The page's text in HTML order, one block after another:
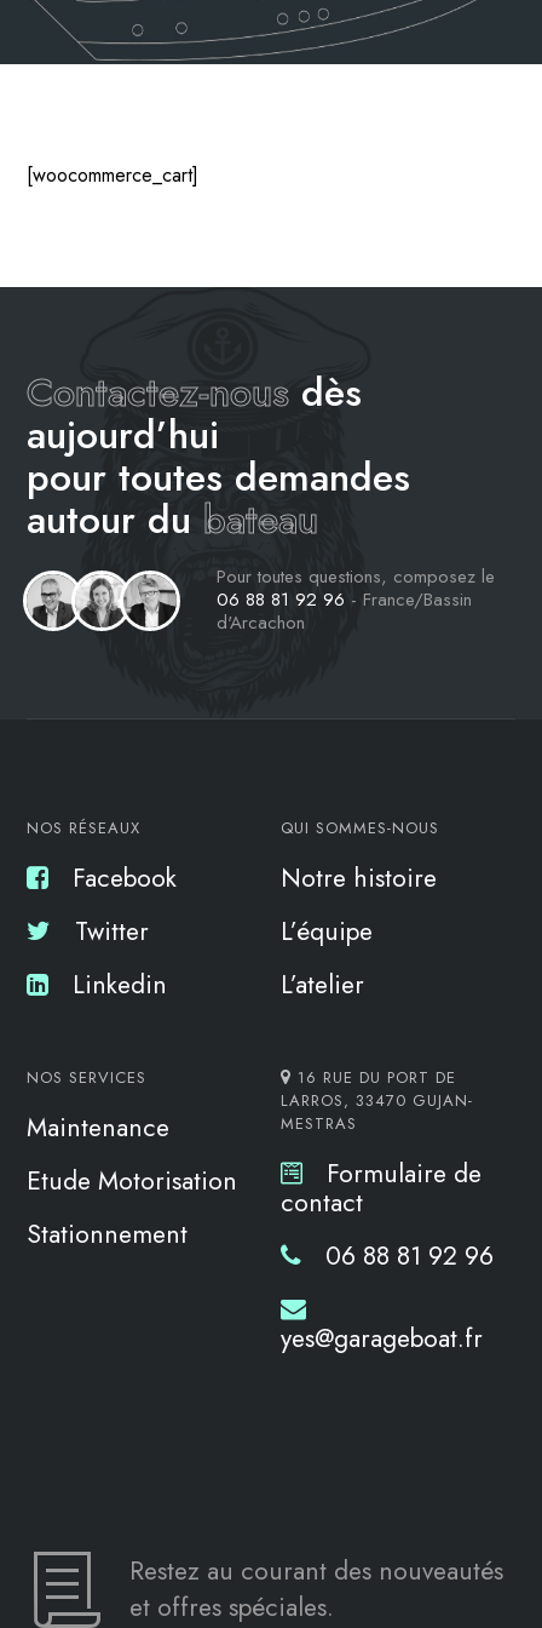
[woocommerce_cart]
Contactez-nous dès
aujourd’hui
pour toutes demandes
autour du bateau
Pour toutes questions, composez le
06 88 81 92 96 - France/Bassin
d'Arcachon
NOS RÉSEAUX
Facebook
Twitter
Linkedin
QUI SOMMES-NOUS
Notre histoire
L’équipe
L’atelier
NOS SERVICES
Maintenance
Etude Motorisation
Stationnement
16 RUE DU PORT DE
LARROS, 33470 GUJAN-
MESTRAS
Formulaire de
contact
06 88 81 92 96
yes@garageboat.fr
Restez au courant des nouveautés
et offres spéciales.